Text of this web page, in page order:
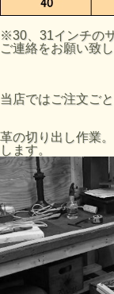
※30、31インチの
ご連絡をお願い致し
当店ではご注文ご
革の切り出し作業
します。